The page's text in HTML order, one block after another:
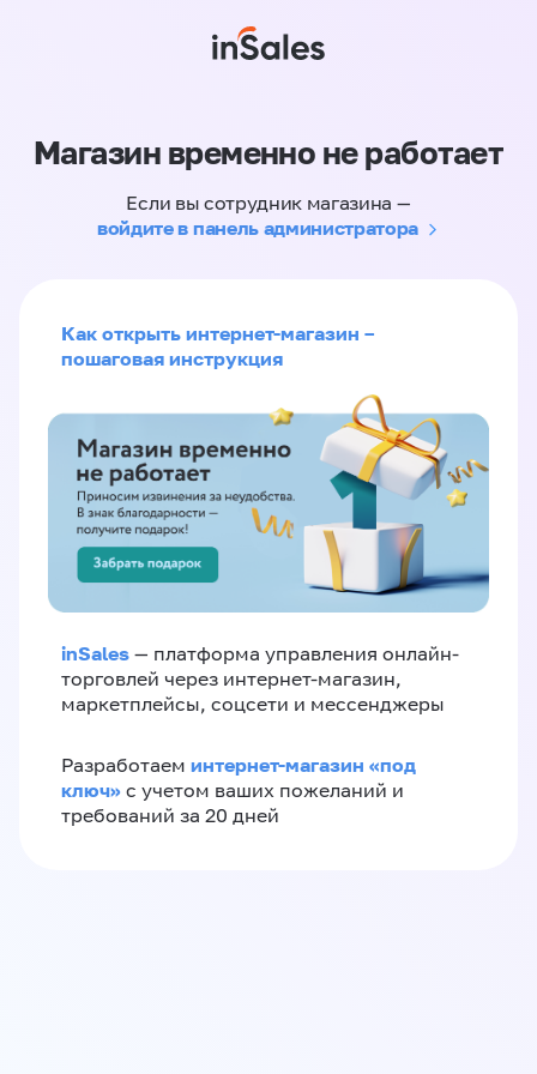
Магазин временно не работает
Если вы сотрудник магазина —
войдите в панель администратора
Как открыть интернет-магазин –
пошаговая инструкция
inSales — платформа управления онлайн-
торговлей через интернет-магазин,
маркетплейсы, соцсети и мессенджеры
Разработаем интернет-магазин «‎под
ключ»‎ с учетом ваших пожеланий и
требований за 20 дней